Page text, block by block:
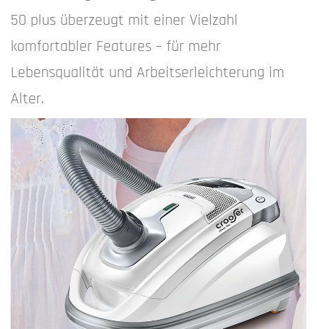
50 plus überzeugt mit einer Vielzahl
komfortabler Features – für mehr
Lebensqualität und Arbeitserleichterung im
Alter.